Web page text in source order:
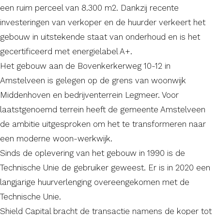
een ruim perceel van 8.300 m2. Dankzij recente
investeringen van verkoper en de huurder verkeert het
gebouw in uitstekende staat van onderhoud en is het
gecertificeerd met energielabel A+.
Het gebouw aan de Bovenkerkerweg 10-12 in
Amstelveen is gelegen op de grens van woonwijk
Middenhoven en bedrijventerrein Legmeer. Voor
laatstgenoemd terrein heeft de gemeente Amstelveen
de ambitie uitgesproken om het te transformeren naar
een moderne woon-werkwijk.
Sinds de oplevering van het gebouw in 1990 is de
Technische Unie de gebruiker geweest. Er is in 2020 een
langjarige huurverlenging overeengekomen met de
Technische Unie.
Shield Capital bracht de transactie namens de koper tot